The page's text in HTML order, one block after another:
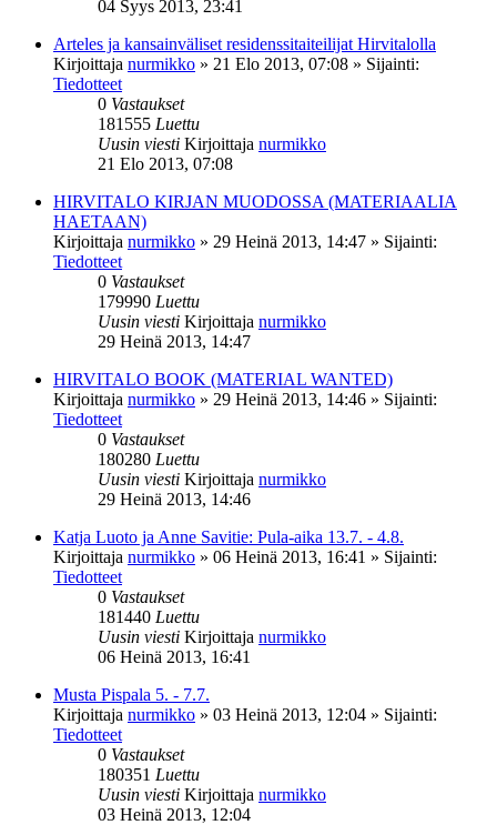
04 Syys 2013, 23:41
Arteles ja kansainväliset residenssitaiteilijat Hirvitalolla
Kirjoittaja nurmikko » 21 Elo 2013, 07:08 » Sijainti:
Tiedotteet
0 Vastaukset
181555 Luettu
Uusin viesti Kirjoittaja nurmikko
21 Elo 2013, 07:08
HIRVITALO KIRJAN MUODOSSA (MATERIAALIA
HAETAAN)
Kirjoittaja nurmikko » 29 Heinä 2013, 14:47 » Sijainti:
Tiedotteet
0 Vastaukset
179990 Luettu
Uusin viesti Kirjoittaja nurmikko
29 Heinä 2013, 14:47
HIRVITALO BOOK (MATERIAL WANTED)
Kirjoittaja nurmikko » 29 Heinä 2013, 14:46 » Sijainti:
Tiedotteet
0 Vastaukset
180280 Luettu
Uusin viesti Kirjoittaja nurmikko
29 Heinä 2013, 14:46
Katja Luoto ja Anne Savitie: Pula-aika 13.7. - 4.8.
Kirjoittaja nurmikko » 06 Heinä 2013, 16:41 » Sijainti:
Tiedotteet
0 Vastaukset
181440 Luettu
Uusin viesti Kirjoittaja nurmikko
06 Heinä 2013, 16:41
Musta Pispala 5. - 7.7.
Kirjoittaja nurmikko » 03 Heinä 2013, 12:04 » Sijainti:
Tiedotteet
0 Vastaukset
180351 Luettu
Uusin viesti Kirjoittaja nurmikko
03 Heinä 2013, 12:04